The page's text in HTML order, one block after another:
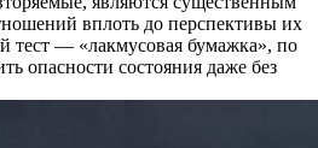
вплоть до перспективы их
тест — «лакмусовая бумажка», по
опасности состояния даже без